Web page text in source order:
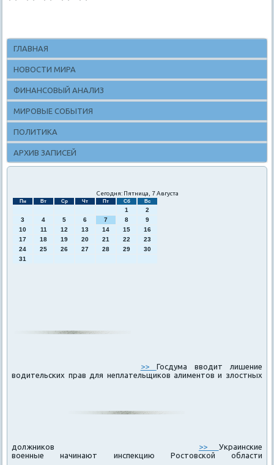
ГЛАВНАЯ
НОВОСТИ МИРА
ФИНАНСОВЫЙ АНАЛИЗ
МИРОВЫЕ СОБЫТИЯ
ПОЛИТИКА
АРХИВ ЗАПИСЕЙ
Сегодня: Пятница, 7 Августа
Пн Вт Ср Чт Пт Сб Вс
1
2
3
4 5 6 7 8
9
10
11 12 13 14 15
16
17
18 19 20 21 22
23
24
25 26 27 28 29
30
31
>> Госдума вводит лишение
водительских прав для неплательщиков алиментов и злостных
должников >> Украинские
военные начинают инспекцию Ростовской области